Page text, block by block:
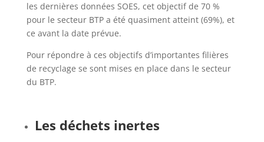
les dernières données SOES, cet objectif de 70 %
pour le secteur BTP a été quasiment atteint (69%), et
ce avant la date prévue.
Pour répondre à ces objectifs d’importantes filières
de recyclage se sont mises en place dans le secteur
du BTP.
Les déchets inertes